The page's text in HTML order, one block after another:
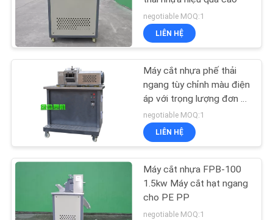
KIỂM
SOÁT
CHẤT
LƯỢNG
LIÊN
HỆ
CHÚNG
TÔI
negotiable MOQ:1
LIÊN HỆ
Máy cắt nhựa phế thải
ngang tùy chỉnh màu điện
áp với trọng lượng đơn vị
350kg
negotiable MOQ:1
LIÊN HỆ
Máy cắt nhựa FPB-100
1.5kw Máy ​​cắt hạt ngang
cho PE PP
negotiable MOQ:1